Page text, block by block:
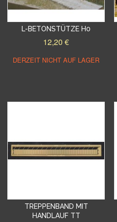
L-BETONSTÜTZE H0
12,20 €
DERZEIT NICHT AUF LAGER
TREPPENBAND MIT
HANDLAUF TT